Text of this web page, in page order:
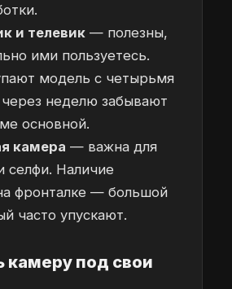
и телевик— полезны,
ими пользуетесь.
модель с четырьмя
неделю забывают
основной.
камера — важна для
селфи. Наличие
фронталке — большой
часто упускают.
камеру под свои